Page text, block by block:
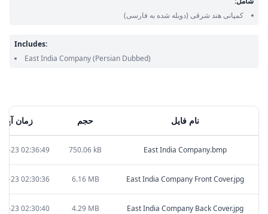
نام فایل حجم زمان
East India Company.bmp
750.06 kB
23 02:36:49
East India Company Front Cover.jpg
6.16 MB
23 02:30:36
East India Company Back Cover.jpg
4.29 MB
23 02:30:40
کمپانی هند شرقی (دوبله شده به فارسی)
Includes:
East India Company(Persian Dubbed)